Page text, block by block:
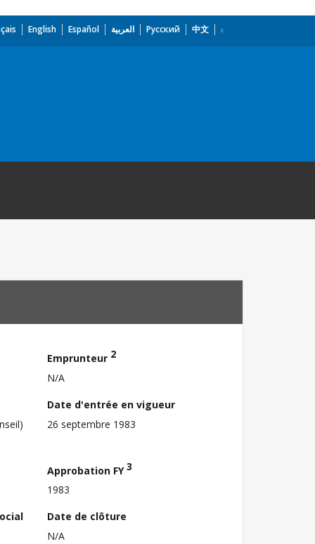
English Español العربية Русский 中文
Emprunteur 2
N/A
Date d'entrée en vigueur
26 septembre 1983
Approbation FY3
1983
Date de clôture
N/A